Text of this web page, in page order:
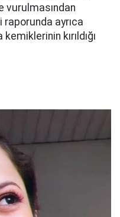
vurulmasından
raporunda ayrıca
kırıldığı